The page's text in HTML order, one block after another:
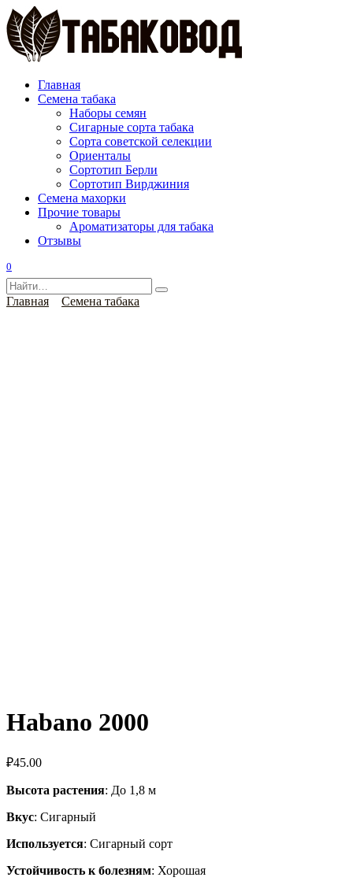
Перейти
к
содержанию
Главная
Семена табака
Наборы семян
Сигарные сорта табака
Сорта советской селекции
Ориенталы
Сортотип Берли
Сортотип Вирджиния
Семена махорки
Прочие товары
Ароматизаторы для табака
Отзывы
0
Search
for:
Главная Семена табака
Habano 2000
₽45.00
Высота растения: До 1,8 м
Вкус: Сигарный
Используется: Сигарный сорт
Устойчивость к болезням: Хорошая